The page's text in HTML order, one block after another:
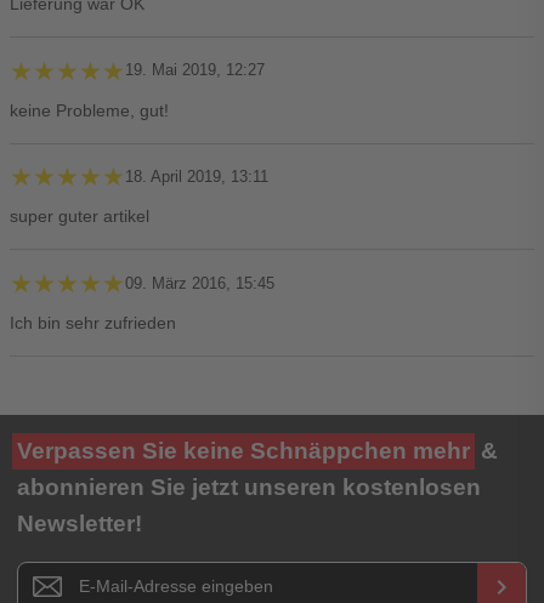
★★★★★
★★★★★ 19. Mai 2019, 12:27
keine Probleme, gut!
★★★★★
★★★★★ 18. April 2019, 13:11
super guter artikel
★★★★★
★★★★★09. März 2016, 15:45
Ich bin sehr zufrieden
Ihre Bewertung**
★★★★★
Titel**
E-Mail-Adresse
Verpassen Sie keine Schnäppchen mehr &
abonnieren Sie jetzt unseren kostenlosen
Newsletter!
Newsletter E-Mail Adresse keyboard_arrow_right